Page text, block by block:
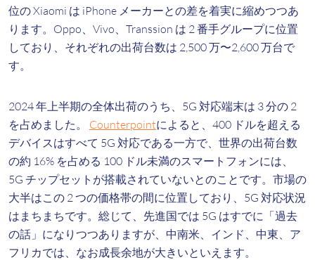
位の Xiaomi は iPhone メーカーとの差を着実に縮めつつあ
ります。Oppo、Vivo、Transsion は 2 番手グループに位置
しており、それぞれの出荷台数は 2,500 万〜2,600 万台で
す。
2024 年上半期の全体出荷のうち、5G 対応端末は 3 分の 2
を占めました。 Counterpointによると、400 ドルを超える
デバイスはすべて 5G 対応である一方で、世界の出荷台数
の約 16% を占める 100 ドル未満のスマートフォンには、
5G チップセットが搭載されていないとのことです。市場の
大半はこの 2 つの価格帯の間に位置しており、5G 対応状況
はまちまちです。総じて、先進国では 5G はすでに「過去
の話」になりつつありますが、中南米、インド、中東、ア
フリカでは、なお成長余地が大きいといえます。